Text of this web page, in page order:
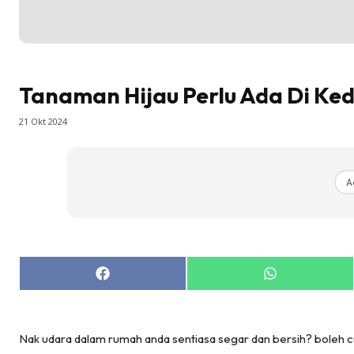
Tanaman Hijau Perlu Ada Di
21 Okt 2024
Share
on
Share
on
Nak udara dalam rumah anda sentiasa segar dan bersih? boleh